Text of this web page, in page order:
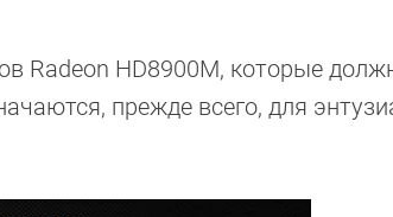
Radeon HD8900M, которые
прежде всего, для